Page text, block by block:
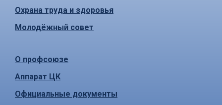
Охрана труда и здоровья
Молодёжный совет
О профсоюзе
Аппарат ЦК
Официальные документы